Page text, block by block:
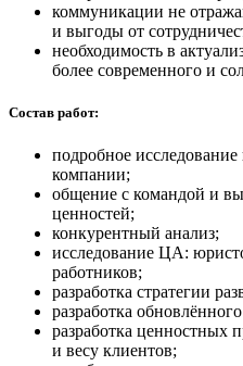
коммуникации не
и выгоды от
необходимость в
более современного и
Состав работ:
подробное исследование
компании;
общение с командой и
ценностей;
конкурентный анализ;
исследование ЦА:
работников;
разработка стратегии
разработка
разработка ценностных
и весу клиентов;